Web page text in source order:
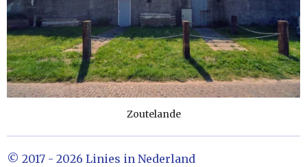
Zoutelande
© 2017 - 2026 Linies in Nederland